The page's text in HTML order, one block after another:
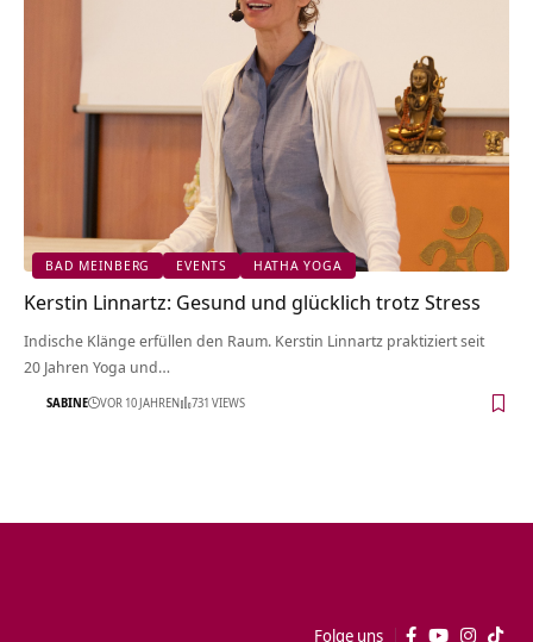
BAD MEINBERG EVENTS HATHA YOGA
Kerstin Linnartz: Gesund und glücklich trotz Stress
Indische Klänge erfüllen den Raum. Kerstin Linnartz praktiziert seit
20 Jahren Yoga und…
SABINE VOR 10 JAHREN 731 VIEWS
Folge uns